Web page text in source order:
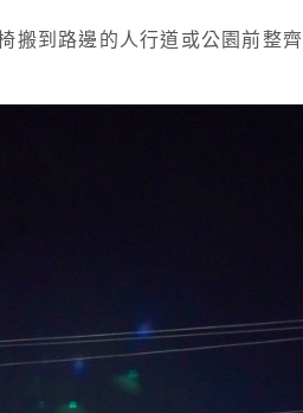
搬到路邊的人行道或公園前整